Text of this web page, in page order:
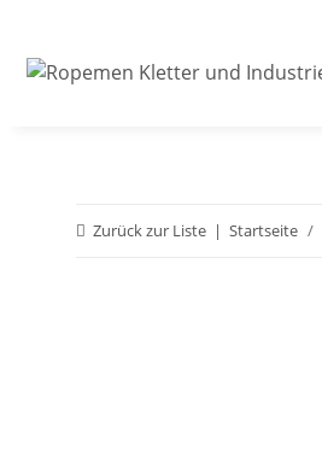
Zurück zur Liste Startseite